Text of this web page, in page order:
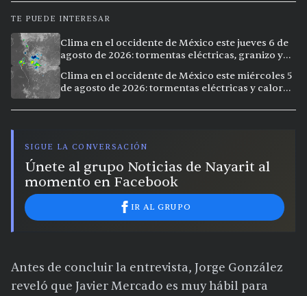
TE PUEDE INTERESAR
Clima en el occidente de México este jueves 6 de
agosto de 2026: tormentas eléctricas, granizo y
Clima en el occidente de México este miércoles 5
de agosto de 2026: tormentas eléctricas y calor
SIGUE LA CONVERSACIÓN
Únete al grupo Noticias de Nayarit al
momento en Facebook
IR AL GRUPO
Antes de concluir la entrevista, Jorge González
reveló que Javier Mercado es muy hábil para